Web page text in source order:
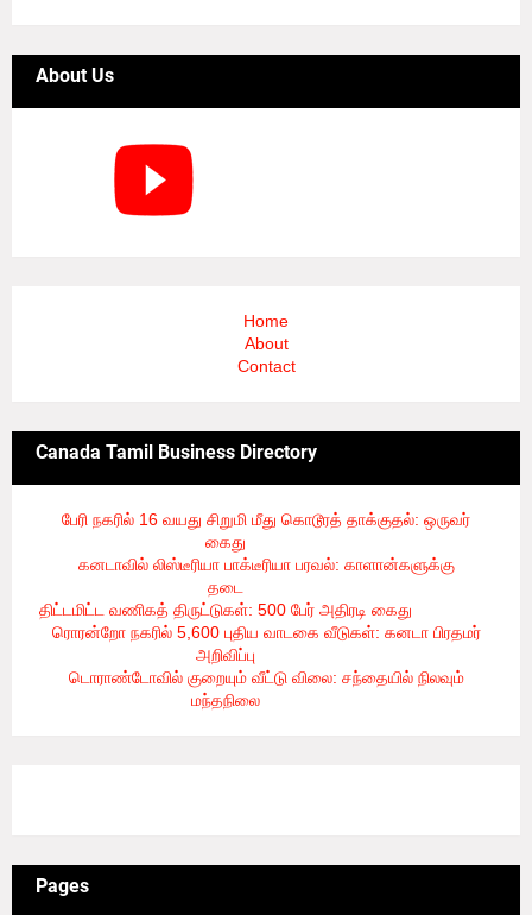
About Us
Home
About
Contact
Canada Tamil Business Directory
பேரி நகரில் 16 வயது சிறுமி மீது கொடூரத் தாக்குதல்: ஒருவர்
கைது
கனடாவில் லிஸ்டீரியா பாக்டீரியா பரவல்: காளான்களுக்கு
தடை
திட்டமிட்ட வணிகத் திருட்டுகள்: 500 பேர் அதிரடி கைது
ரொரன்றோ நகரில் 5,600 புதிய வாடகை வீடுகள்: கனடா பிரதமர்
அறிவிப்பு
டொராண்டோவில் குறையும் வீட்டு விலை: சந்தையில் நிலவும்
மந்தநிலை- 8/6/2026
Pages